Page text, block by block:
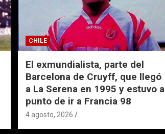
CHILE
El exmundialista, parte del
Barcelona de Cruyff, que llegó
a La Serena en 1995 y estuvo a
punto de ir a Francia 98
4 agosto, 2026